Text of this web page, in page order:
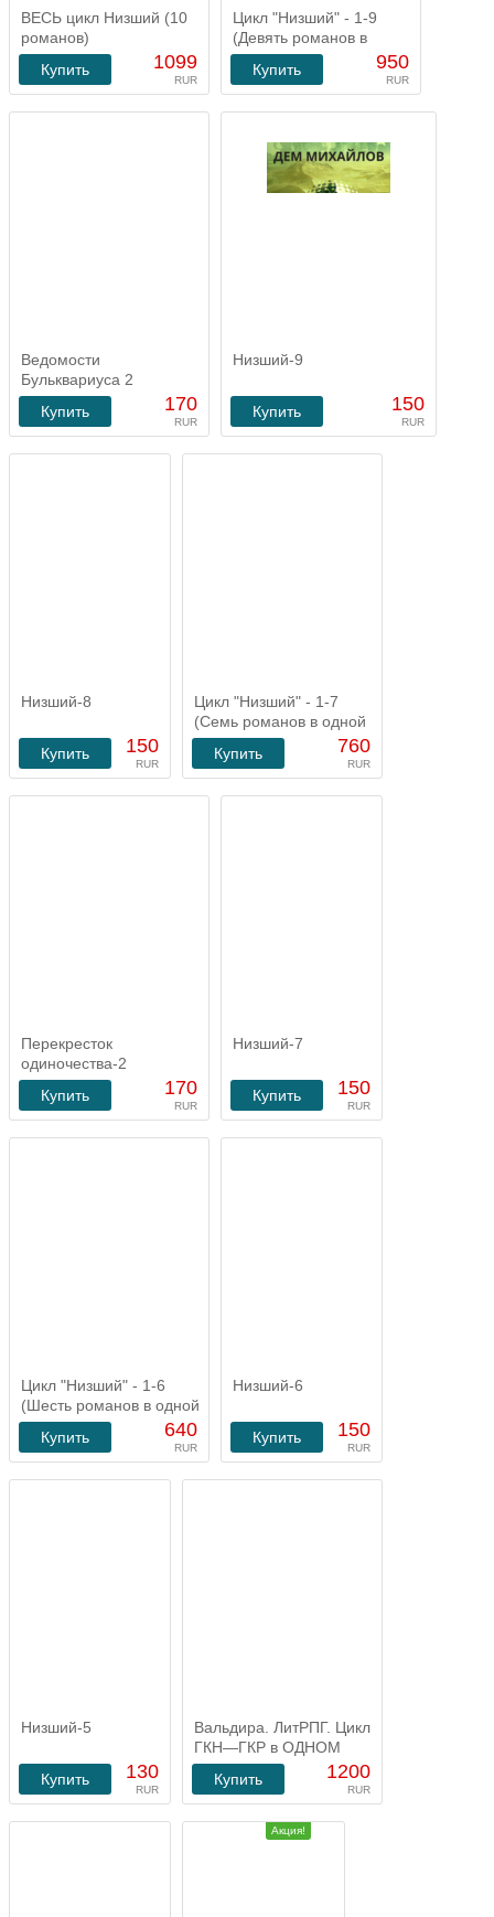
ВЕСЬ цикл Низший (10
романов)
1099
RUR
Купить
Цикл "Низший" - 1-9
(Девять романов в
одной покупке)
950
RUR
Купить
Ведомости
Бульквариуса 2
170
RUR
Купить
Низший-9
150
RUR
Купить
Низший-8
150
RUR
Купить
Цикл "Низший" - 1-7
(Семь романов в одной
покупке)
760
RUR
Купить
Перекресток
одиночества-2
170
RUR
Купить
Низший-7
150
RUR
Купить
Цикл "Низший" - 1-6
(Шесть романов в одной
покупке)
640
RUR
Купить
Низший-6
150
RUR
Купить
Низший-5
130
RUR
Купить
Вальдира. ЛитРПГ. Цикл
ГКН—ГКР в ОДНОМ
файле
1200
RUR
Купить
Акция!